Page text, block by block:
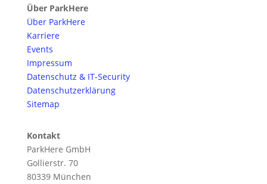
Über ParkHere
Über ParkHere
Karriere
Events
Impressum
Datenschutz & IT-Security
Datenschutzerklärung
Sitemap
Kontakt
ParkHere GmbH
Gollierstr. 70
80339 München